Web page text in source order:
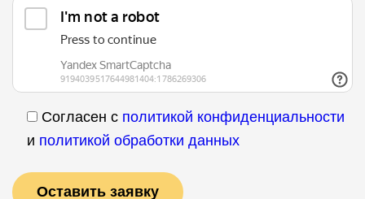
Согласен с политикой конфиденциальности
и политикой обработки данных